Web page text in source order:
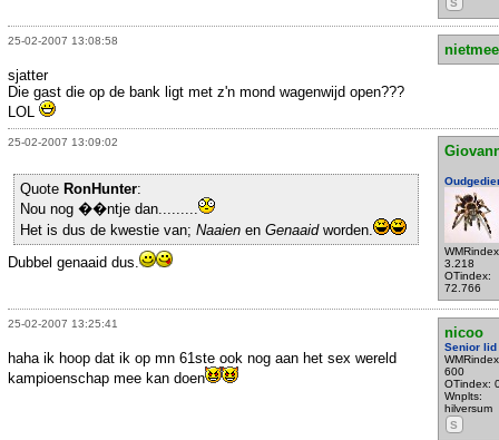
S
25-02-2007 13:08:58
sjatter
Die gast die op de bank ligt met z'n mond wagenwijd open???
LOL
25-02-2007 13:09:02
3.218
OTindex:
72.766
Quote RonHunter:
Nou nog ��ntje dan.........
Het is dus de kwestie van; Naaien en Genaaidworden.
Dubbel genaaid dus.
25-02-2007 13:25:41
nicoo
Senior lid
600
OTindex:
Wnplts:
hilversum
S
haha ik hoop dat ik op mn 61ste ook nog aan het sex wereld
kampioenschap mee kan doen